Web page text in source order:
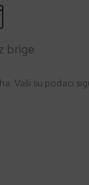
brige
Vaši su podaci